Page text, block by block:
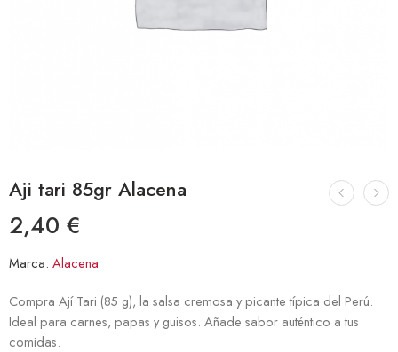
Aji tari 85gr Alacena
2,40 €
Marca: Alacena
Compra Ají Tari (85 g), la salsa cremosa y picante típica del Perú.
Ideal para carnes, papas y guisos. Añade sabor auténtico a tus
comidas.